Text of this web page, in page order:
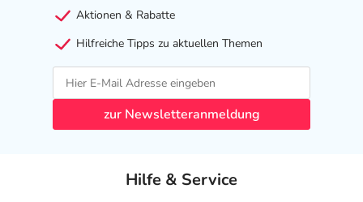
Aktionen & Rabatte
Hilfreiche Tipps zu aktuellen Themen
zur Newsletteranmeldung
Hilfe & Service